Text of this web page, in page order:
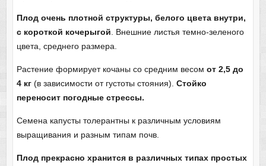
Плод очень плотной структуры, белого цвета внутри,
с короткой кочерыгой . Внешние листья темно-зеленого
цвета, среднего размера.
Растение формирует кочаны со средним весом от 2,5 до
4 кг (в зависимости от густоты стояния). Стойко
переносит погодные стрессы.
Семена капусты толерантны к различным условиям
выращивания и разным типам почв.
Плод прекрасно хранится в различных типах простых